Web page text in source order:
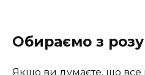
Обираємо з
Якщо ви думаєте, що все